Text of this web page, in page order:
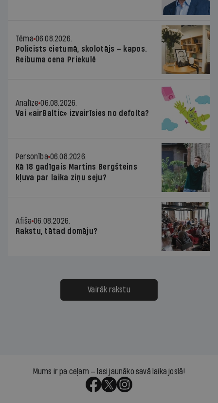
Tēma 06.08.2026.
Policists cietumā, skolotājs – kapos.
Reibuma cena Priekulē
Analīze 06.08.2026.
Vai «airBaltic» izvairīsies no defolta?
Personība 06.08.2026.
Kā 18 gadīgais Martins Bergšteins
kļuva par laika ziņu seju?
Afiša 06.08.2026.
Rakstu, tātad domāju?
Vairāk rakstu
Mums ir pa ceļam — lasi jaunāko savā laika joslā!